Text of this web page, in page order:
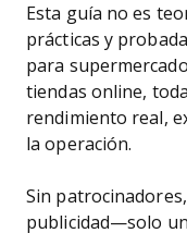
Esta guía no es
prácticas y
para
tiendas online,
rendimiento real,
la operación.
Sin
publicidad—solo